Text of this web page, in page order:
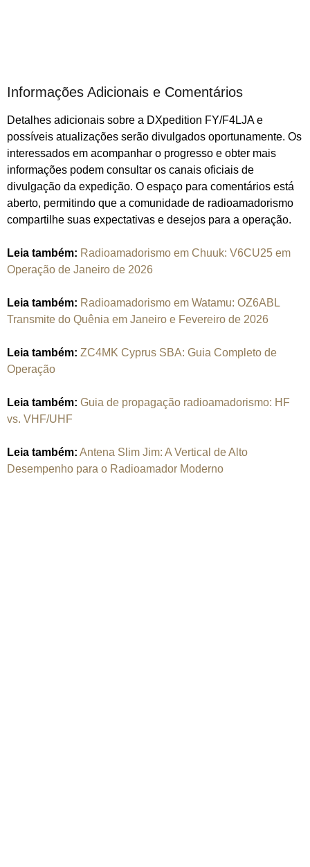
Informações Adicionais e Comentários
Detalhes adicionais sobre a DXpedition FY/F4LJA e
possíveis atualizações serão divulgados oportunamente. Os
interessados em acompanhar o progresso e obter mais
informações podem consultar os canais oficiais de
divulgação da expedição. O espaço para comentários está
aberto, permitindo que a comunidade de radioamadorismo
compartilhe suas expectativas e desejos para a operação.
Leia também: Radioamadorismo em Chuuk: V6CU25 em
Operação de Janeiro de 2026
Leia também: Radioamadorismo em Watamu: OZ6ABL
Transmite do Quênia em Janeiro e Fevereiro de 2026
Leia também: ZC4MK Cyprus SBA: Guia Completo de
Operação
Leia também: Guia de propagação radioamadorismo: HF
vs. VHF/UHF
Leia também: Antena Slim Jim: A Vertical de Alto
Desempenho para o Radioamador Moderno